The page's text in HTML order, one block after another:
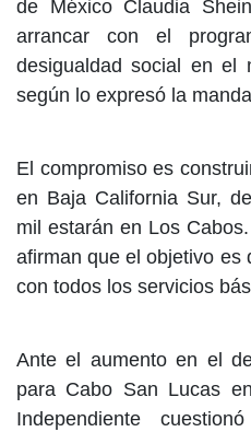
de México Claudia
arrancar con el
desigualdad social en el
según lo expresó la
El compromiso es
en Baja California Sur,
mil estarán en Los
afirman que el objetivo es
con todos los servicios
Ante el aumento en el
para Cabo San Lucas
Independiente